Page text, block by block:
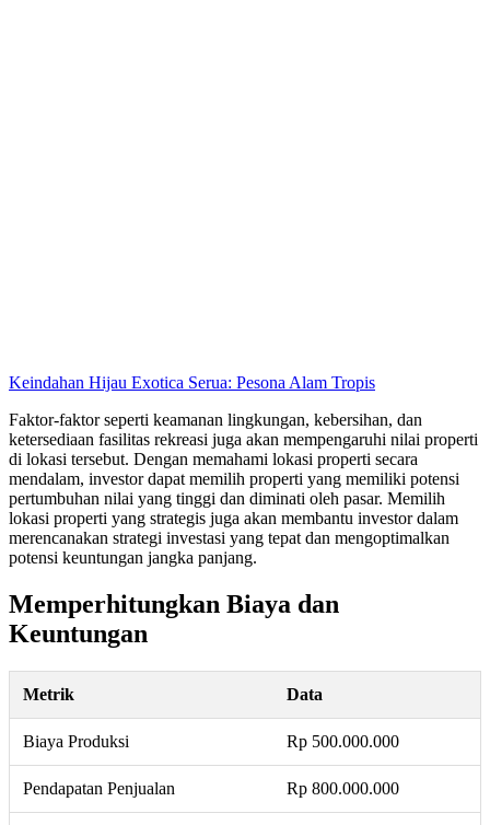
Keindahan Hijau Exotica Serua: Pesona Alam Tropis
Faktor-faktor seperti keamanan lingkungan, kebersihan, dan
ketersediaan fasilitas rekreasi juga akan mempengaruhi nilai properti
di lokasi tersebut. Dengan memahami lokasi properti secara
mendalam, investor dapat memilih properti yang memiliki potensi
pertumbuhan nilai yang tinggi dan diminati oleh pasar. Memilih
lokasi properti yang strategis juga akan membantu investor dalam
merencanakan strategi investasi yang tepat dan mengoptimalkan
potensi keuntungan jangka panjang.
Memperhitungkan Biaya dan
Keuntungan
Metrik Data
Biaya Produksi Rp 500.000.000
Pendapatan Penjualan Rp 800.000.000